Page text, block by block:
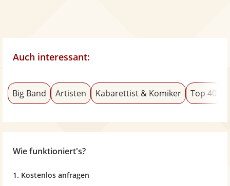
Auch interessant:
Big Band Artisten Kabarettist & Komiker Top 40
Wie funktioniert's?
1. Kostenlos anfragen